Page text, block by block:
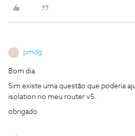
pmdg
Bom dia
Sim existe uma questão que poderia
isolation no meu router v5.
obrigado